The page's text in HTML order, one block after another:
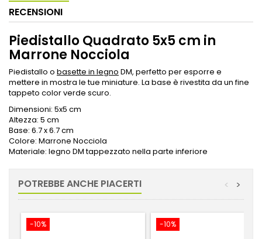
RECENSIONI
Piedistallo Quadrato 5x5 cm in
Marrone Nocciola
Piedistallo o basette in legno DM, perfetto per esporre e
mettere in mostra le tue miniature. La base è rivestita da un fine
tappeto color verde scuro.
Dimensioni: 5x5 cm
Altezza: 5 cm
Base: 6.7 x 6.7 cm
Colore: Marrone Nocciola
Materiale: legno DM tappezzato nella parte inferiore
POTREBBE ANCHE PIACERTI >
<
-10% -10%